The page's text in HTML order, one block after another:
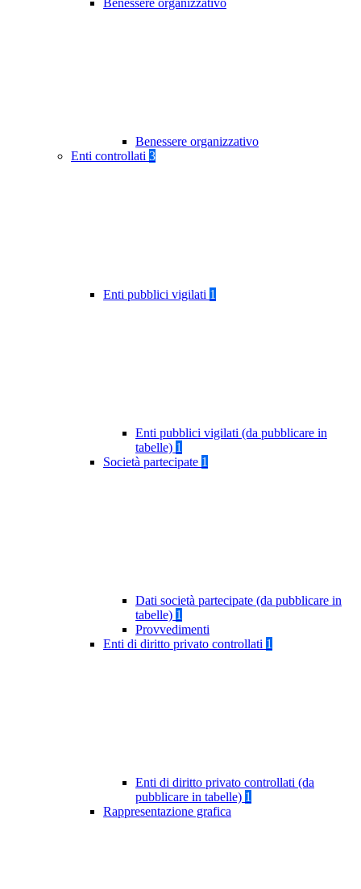
Benessere organizzativo
Benessere organizzativo
Enti controllati 3
Enti pubblici vigilati 1
Enti pubblici vigilati (da pubblicare in
tabelle) 1
Società partecipate 1
Dati società partecipate (da pubblicare in
tabelle) 1
Provvedimenti
Enti di diritto privato controllati 1
Enti di diritto privato controllati (da
pubblicare in tabelle) 1
Rappresentazione grafica